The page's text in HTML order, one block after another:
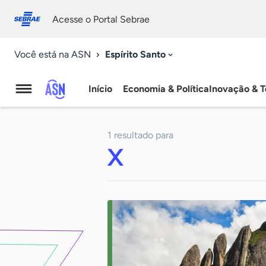
conosco
Acesse o Portal Sebrae
Você está na ASN Espírito Santo
Agência
Notícias
Início Economia & PolíticaInovação &
1 resultado para
X